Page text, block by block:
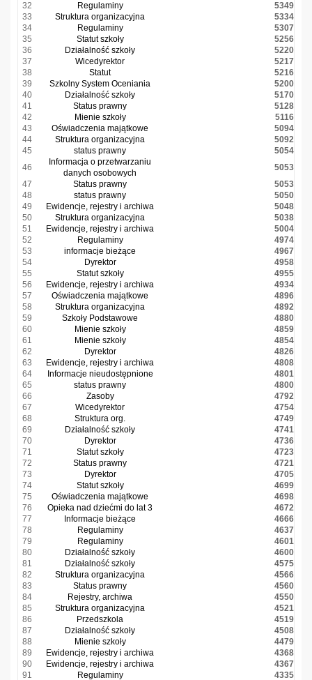
32
Regulaminy
5349
33
Struktura organizacyjna
5334
34
Regulaminy
5307
35
Statut szkoły
5256
36
Działalność szkoły
5220
37
Wicedyrektor
5217
38
Statut
5216
39
Szkolny System Oceniania
5200
40
Działalność szkoły
5170
41
Status prawny
5128
42
Mienie szkoły
5116
43
Oświadczenia majątkowe
5094
44
Struktura organizacyjna
5092
45
status prawny
5054
46
Informacja o przetwarzaniu
danych osobowych
5053
47
Status prawny
5053
48
status prawny
5050
49
Ewidencje, rejestry i archiwa
5048
50
Struktura organizacyjna
5038
51
Ewidencje, rejestry i archiwa
5004
52
Regulaminy
4974
53
informacje bieżące
4967
54
Dyrektor
4958
55
Statut szkoły
4955
56
Ewidencje, rejestry i archiwa
4934
57
Oświadczenia majątkowe
4896
58
Struktura organizacyjna
4892
59
Szkoły Podstawowe
4880
60
Mienie szkoły
4859
61
Mienie szkoły
4854
62
Dyrektor
4826
63
Ewidencje, rejestry i archiwa
4808
64
Informacje nieudostępnione
4801
65
status prawny
4800
66
Zasoby
4792
67
Wicedyrektor
4754
68
Struktura org.
4749
69
Działalność szkoły
4741
70
Dyrektor
4736
71
Statut szkoły
4723
72
Status prawny
4721
73
Dyrektor
4705
74
Statut szkoły
4699
75
Oświadczenia majątkowe
4698
76
Opieka nad dziećmi do lat 3
4672
77
Informacje bieżące
4666
78
Regulaminy
4637
79
Regulaminy
4601
80
Działalność szkoły
4600
81
Działalność szkoły
4575
82
Struktura organizacyjna
4566
83
Status prawny
4560
84
Rejestry, archiwa
4550
85
Struktura organizacyjna
4521
86
Przedszkola
4519
87
Działalność szkoły
4508
88
Mienie szkoły
4479
89
Ewidencje, rejestry i archiwa
4368
90
Ewidencje, rejestry i archiwa
4367
91
Regulaminy 4335